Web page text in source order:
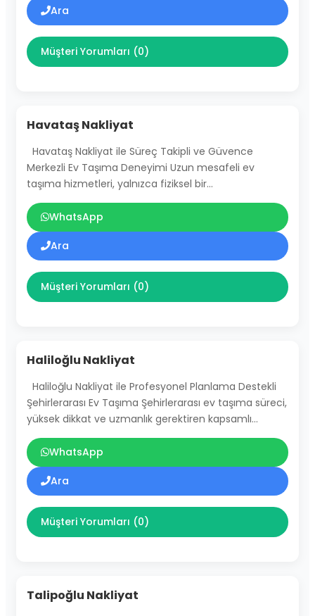
Ara
Müşteri Yorumları (0)
Havataş Nakliyat
Havataş Nakliyat ile Süreç Takipli ve Güvence
Merkezli Ev Taşıma Deneyimi Uzun mesafeli ev
taşıma hizmetleri, yalnızca fiziksel bir…
WhatsApp
Ara
Müşteri Yorumları (0)
Haliloğlu Nakliyat
Haliloğlu Nakliyat ile Profesyonel Planlama Destekli
Şehirlerarası Ev Taşıma Şehirlerarası ev taşıma süreci,
yüksek dikkat ve uzmanlık gerektiren kapsamlı…
WhatsApp
Ara
Müşteri Yorumları (0)
Talipoğlu Nakliyat